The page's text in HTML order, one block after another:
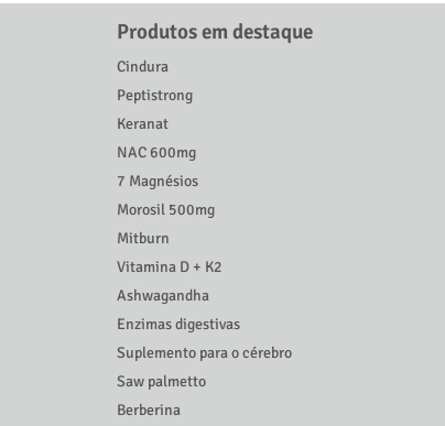
Produtos em destaque
Cindura
Peptistrong
Keranat
NAC 600mg
7 Magnésios
Morosil 500mg
Mitburn
Vitamina D + K2
Ashwagandha
Enzimas digestivas
Suplemento para o cérebro
Saw palmetto
Berberina